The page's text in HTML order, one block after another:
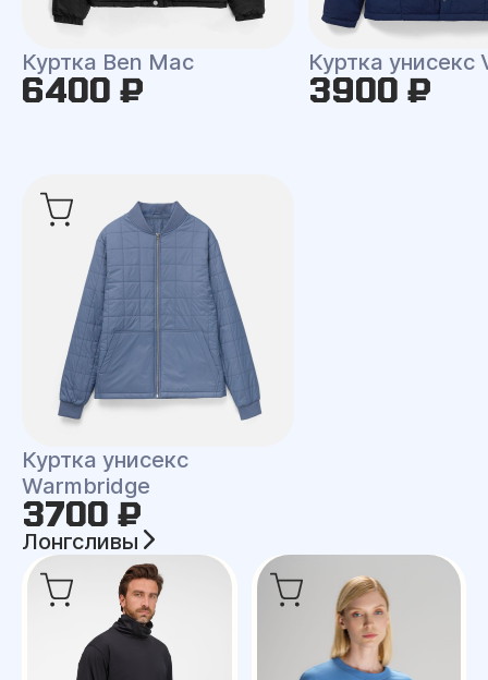
Куртка Ben Mac
6400 ₽
Куртка унисекс
3900 ₽
Куртка унисекс
Warmbridge
3700 ₽
Лонгсливы